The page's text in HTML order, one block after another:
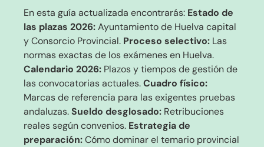
En esta guía actualizada encontrarás: Estado de
las plazas 2026:Ayuntamiento de Huelva capital
y Consorcio Provincial. Proceso selectivo: Las
normas exactas de los exámenes en Huelva.
Calendario 2026: Plazos y tiempos de gestión de
las convocatorias actuales.Cuadro físico:
Marcas de referencia para las exigentes pruebas
andaluzas.Sueldo desglosado: Retribuciones
reales según convenios. Estrategia de
preparación:Cómo dominar el temario provincial